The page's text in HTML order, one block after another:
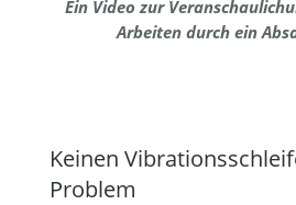
Ein Video zur
Arbeiten durch ein
Keinen
Problem